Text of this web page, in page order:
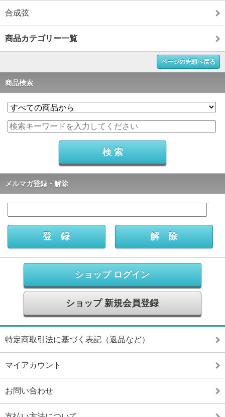
合成弦
商品カテゴリー一覧
ページの先頭へ戻る
商品検索
メルマガ登録・解除
ショップ ログイン
ショップ 新規会員登録
特定商取引法に基づく表記（返品など）
マイアカウント
お問い合わせ